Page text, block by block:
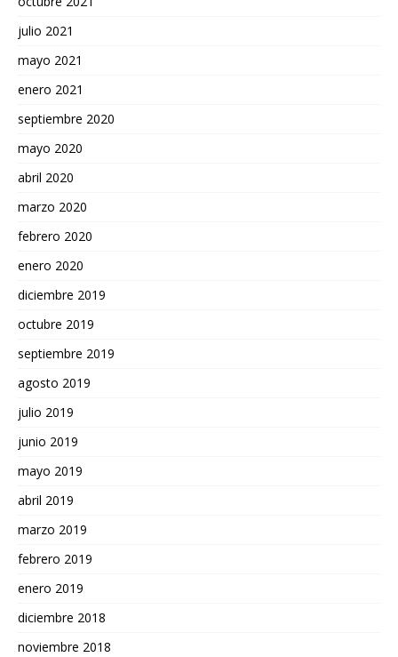
julio 2021
mayo 2021
enero 2021
septiembre 2020
mayo 2020
abril 2020
marzo 2020
febrero 2020
enero 2020
diciembre 2019
octubre 2019
septiembre 2019
agosto 2019
julio 2019
junio 2019
mayo 2019
abril 2019
marzo 2019
febrero 2019
enero 2019
diciembre 2018
noviembre 2018